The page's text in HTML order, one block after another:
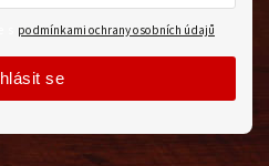
podmínkami ochrany osobních údajů
se